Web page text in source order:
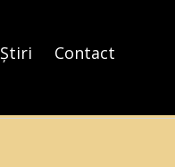
Știri Contact